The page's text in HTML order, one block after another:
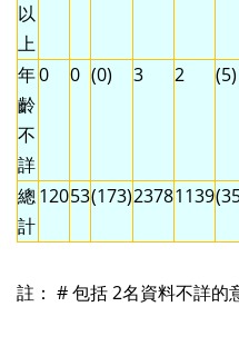
以
上
年
齡
不
詳
0 0 (0) 3 2 (5)
總
計
12053(173)23781139
註： # 包括 2名資料不詳的